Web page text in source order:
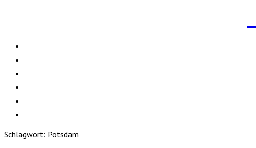
Schlagwort: Potsdam